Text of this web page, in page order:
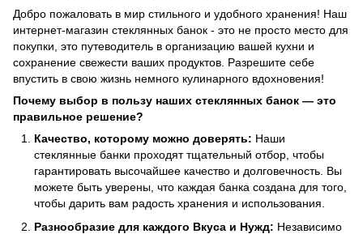
Добро пожаловать в мир стильного и удобного хранения! Наш
интернет-магазин стеклянных банок - это не просто место для
покупки, это путеводитель в организацию вашей кухни и
сохранение свежести ваших продуктов. Разрешите себе
впустить в свою жизнь немного кулинарного вдохновения!
Почему выбор в пользу наших стеклянных банок — это
правильное решение?
Качество, которому можно доверять: Наши
стеклянные банки проходят тщательный отбор, чтобы
гарантировать высочайшее качество и долговечность. Вы
можете быть уверены, что каждая банка создана для того,
чтобы дарить вам радость хранения и использования.
Разнообразие для каждого Вкуса и Нужд: Независимо